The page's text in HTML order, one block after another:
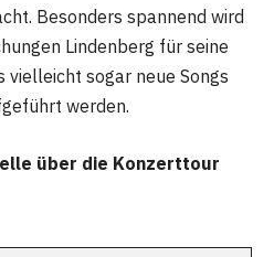
Besonders spannend wird
Lindenberg für seine
vielleicht sogar neue Songs
werden.
über die Konzerttour